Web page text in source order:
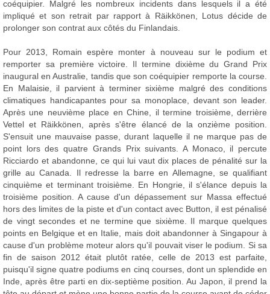
coéquipier. Malgré les nombreux incidents dans lesquels il a été
impliqué et son retrait par rapport à Räikkönen, Lotus décide de
prolonger son contrat aux côtés du Finlandais.
Pour 2013, Romain espère monter à nouveau sur le podium et
remporter sa première victoire. Il termine dixième du Grand Prix
inaugural en Australie, tandis que son coéquipier remporte la course.
En Malaisie, il parvient à terminer sixième malgré des conditions
climatiques handicapantes pour sa monoplace, devant son leader.
Après une neuvième place en Chine, il termine troisième, derrière
Vettel et Räikkönen, après s'être élancé de la onzième position.
S'ensuit une mauvaise passe, durant laquelle il ne marque pas de
point lors des quatre Grands Prix suivants. A Monaco, il percute
Ricciardo et abandonne, ce qui lui vaut dix places de pénalité sur la
grille au Canada. Il redresse la barre en Allemagne, se qualifiant
cinquième et terminant troisième. En Hongrie, il s'élance depuis la
troisième position. A cause d'un dépassement sur Massa effectué
hors des limites de la piste et d'un contact avec Button, il est pénalisé
de vingt secondes et ne termine que sixième. Il marque quelques
points en Belgique et en Italie, mais doit abandonner à Singapour à
cause d'un problème moteur alors qu'il pouvait viser le podium. Si sa
fin de saison 2012 était plutôt ratée, celle de 2013 est parfaite,
puisqu'il signe quatre podiums en cinq courses, dont un splendide en
Inde, après être parti en dix-septième position. Au Japon, il prend la